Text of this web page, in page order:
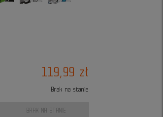
119,99 zł
Brak na stanie
BRAK NA STANIE